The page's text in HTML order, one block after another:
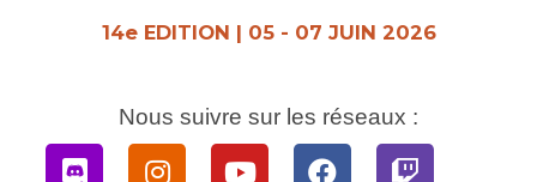
14e EDITION | 05 - 07 JUIN 2026
Nous suivre sur les réseaux :
DiscordInstagramYoutubeFacebookTwitch